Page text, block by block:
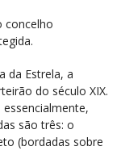
concelho
da Estrela, a
do século XIX.
são três: o
(bordadas sobre